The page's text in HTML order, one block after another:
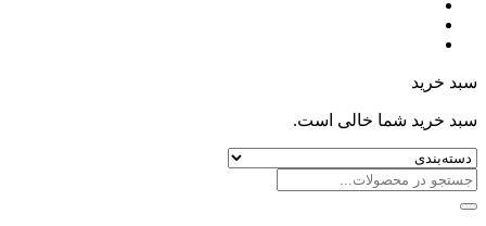
سبد خرید
سبد خرید شما خالی است.